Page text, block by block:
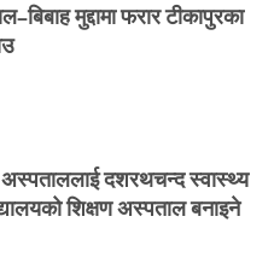
मुद्दामा फरार टीकापुरका
दशरथचन्द स्वास्थ्य
शिक्षण अस्पताल बनाइने